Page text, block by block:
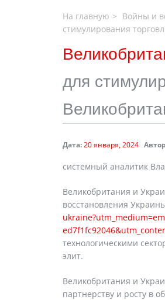
На главную Войны и
стимулирования
для
Дата:20 января, 2024
cистемный аналитик
Великобритания и
восстановления
технологическими
элит.
Великобритания и
партнерству и росту в